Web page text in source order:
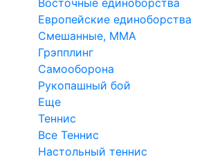
Восточные единоборства
Европейские единоборства
Смешанные, ММА
Грэпплинг
Самооборона
Рукопашный бой
Еще
Теннис
Все Теннис
Настольный теннис